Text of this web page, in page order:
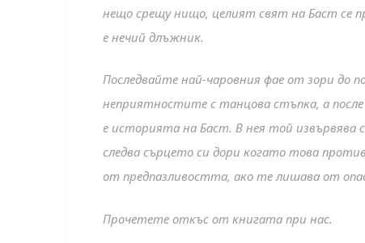
нещо срещу нищо, целият свят на Баст се
е нечий длъжник.
Последвайте най-чаровния фае от зори до
неприятностите с танцова стъпка, а после
е историята на Баст. В нея той
следва сърцето си дори когато това
от предпазливостта, ако те лишава от
Прочетете откъс от книгата при нас.